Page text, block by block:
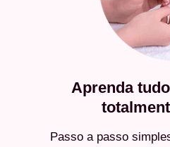
Aprenda
Passo a passo